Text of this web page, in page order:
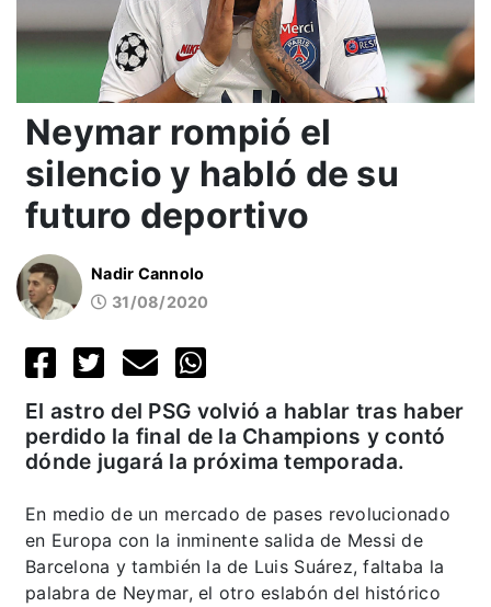
Neymar rompió el
silencio y habló de su
futuro deportivo
Nadir Cannolo
31/08/2020
El astro del PSG volvió a hablar tras haber
perdido la final de la Champions y contó
dónde jugará la próxima temporada.
En medio de un mercado de pases revolucionado
en Europa con la inminente salida de Messi de
Barcelona y también la de Luis Suárez, faltaba la
palabra de Neymar, el otro eslabón del histórico